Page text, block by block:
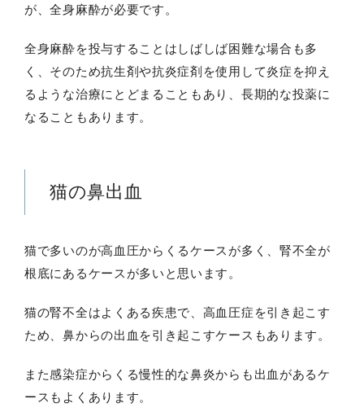
が、全身麻酔が必要です。
全身麻酔を投与することはしばしば困難な場合も多
く、そのため抗生剤や抗炎症剤を使用して炎症を抑え
るような治療にとどまることもあり、長期的な投薬に
なることもあります。
猫の鼻出血
猫で多いのが高血圧からくるケースが多く、腎不全が
根底にあるケースが多いと思います。
猫の腎不全はよくある疾患で、高血圧症を引き起こす
ため、鼻からの出血を引き起こすケースもあります。
また感染症からくる慢性的な鼻炎からも出血があるケ
ースもよくあります。